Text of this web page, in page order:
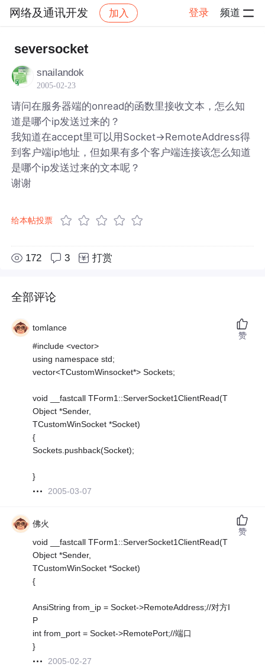
网络及通讯开发 加入 登录 频道
网络及通讯开发
seversocket
snailandok
2005-02-23
请问在服务器端的onread的函数里接收文本，怎么知
道是哪个ip发送过来的？
我知道在accept里可以用Socket->RemoteAddress得
到客户端ip地址，但如果有多个客户端连接该怎么知道
是哪个ip发送过来的文本呢？
谢谢
给本帖投票
172 3 打赏
全部评论
tomlance
#include <vector>
using namespace std;
vector<TCustomWinsocket*> Sockets;
void __fastcall TForm1::ServerSocket1ClientRead(T
Object *Sender,
TCustomWinSocket *Socket)
{
Sockets.pushback(Socket);
}
2005-03-07
赞
佛火
void __fastcall TForm1::ServerSocket1ClientRead(T
Object *Sender,
TCustomWinSocket *Socket)
{
AnsiString from_ip = Socket->RemoteAddress;//对方I
P
int from_port = Socket->RemotePort;//端口
}
2005-02-27
赞